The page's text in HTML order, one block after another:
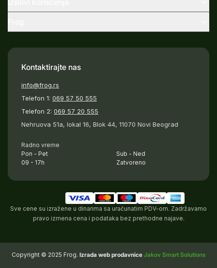
Kontaktirajte nas
info@frog.rs
Telefon 1: 069 57 50 555
Telefon 2: 069 57 20 555
Nehruova 51a, lokal 16, Blok 44, 11070 Novi Beograd
Radno vreme
Pon - Pet
09 - 17h
Sub - Ned
Zatvoreno
Sve cene su izražene u dinarima sa uračunatim PDV-om. Zadržavamo
pravo izmena cena i podataka bez prethodne najave.
Copyright © 2025 Frog. Izrada web prodavnice Jakov Smart Solutions